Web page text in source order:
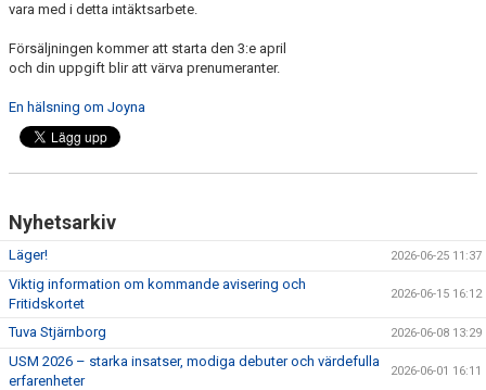
vara med i detta intäktsarbete.
Försäljningen kommer att starta den 3:e april
och din uppgift blir att värva prenumeranter.
En hälsning om Joyna
Nyhetsarkiv
Läger! 2026-06-25 11:37
Viktig information om kommande avisering och
Fritidskortet
2026-06-15 16:12
Tuva Stjärnborg 2026-06-08 13:29
USM 2026 – starka insatser, modiga debuter och värdefulla
erfarenheter
2026-06-01 16:11